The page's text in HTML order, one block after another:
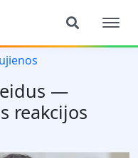
—
reakcijos